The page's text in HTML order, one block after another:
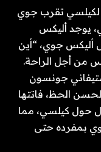
لكيلسي تقرب جوي
يوجد أليكس
جوي، “أين
من أجل الراحة.
جونسون
الحظ، فاتتها
حول كيلسي، مما
بمفرده حتى